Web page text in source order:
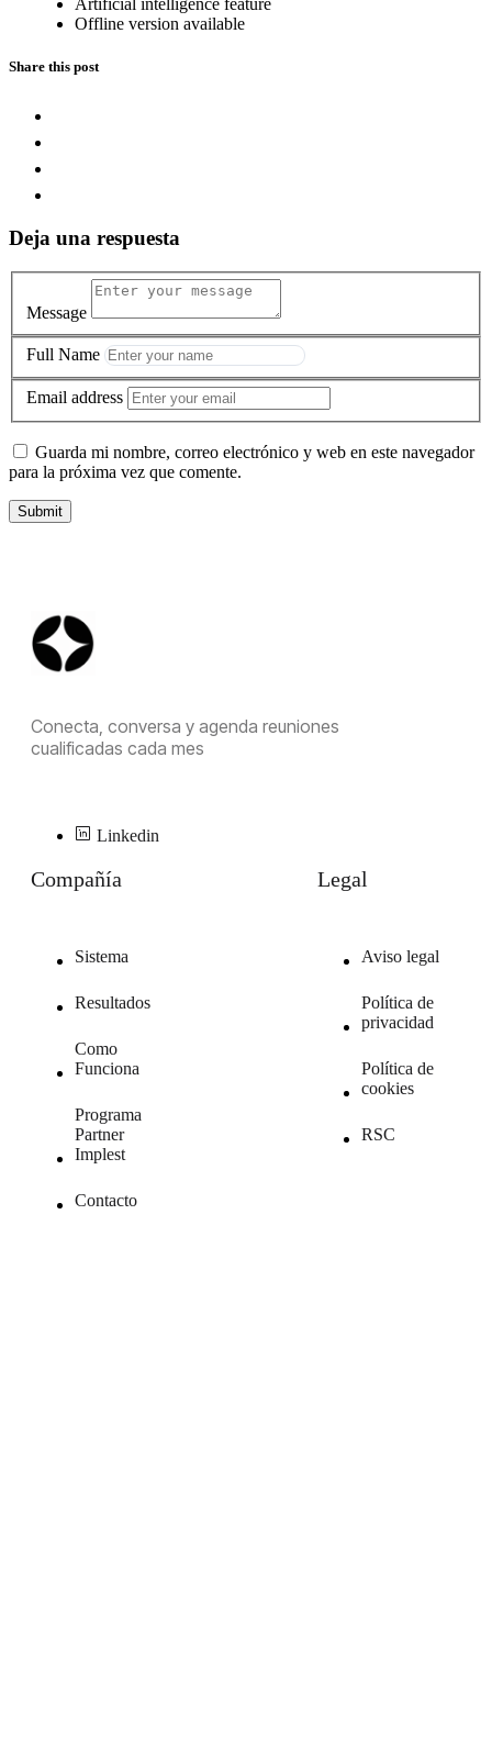
Offline version available
Share this post
Deja una respuesta
Message
Full Name
Email address
Guarda mi nombre, correo electrónico y web en este navegador
para la próxima vez que comente.
Conecta, conversa y agenda reuniones
cualificadas cada mes
Linkedin
Compañía
Sistema
Resultados
Como
Funciona
Programa
Partner
Implest
Contacto
Legal
Aviso legal
Política de
privacidad
Política de
cookies
RSC